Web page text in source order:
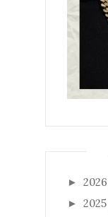
► 2026
► 2025